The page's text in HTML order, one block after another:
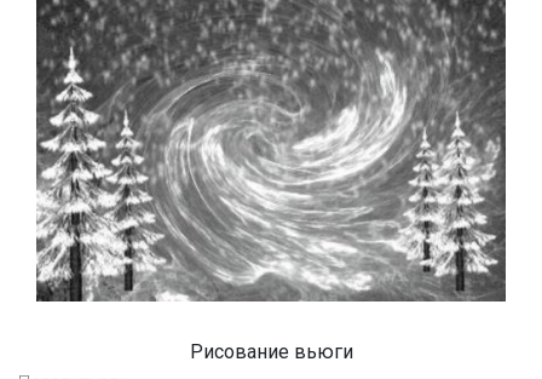
Рисование вьюги